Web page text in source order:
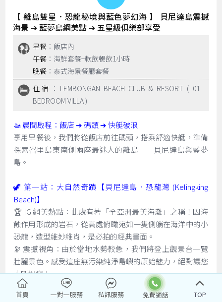
【 離島雙星．恐龍秘境與藍色夢幻海 】 貝尼達島震撼
海景 ➔ 藍夢島網美點 ➔ 五星級俱樂部享受
早餐 ：飯店內
午餐 ：海鮮套餐+軟飲暢飲1小時
晚餐 ：泰式海景餐廳套餐
住宿 ：LEMBONGAN BEACH CLUB & RESORT ( 01
BEDROOM VILLA )
🚤 晨間啟程：飯店 ➔ 碼頭 ➔ 快艇破浪
享用早餐後，我們將從飯店前往碼頭，搭乘舒適快艇，準備
探索峇里島東南側兩座最迷人的離島——貝尼達島與藍夢
島。
🦖 第一站：大自然奇蹟【貝尼達島．恐龍灣 (Kelingking
Beach)】
🏆 IG 網美熱點：此處有著「全亞洲最美海灘」之稱！因海
蝕作用形成的岩石，從高處俯瞰宛如一隻側躺在海洋中的小
恐龍，造型維妙維肖，是必拍的經典畫面。
🔭 震撼視角：由於當地水勢較急，我們將登上觀景台一覽
壯麗景色。感受這座無污染純淨島嶼的原始魅力，絕對讓您
大呼過癮！
🌴 第二站：下午前往【藍夢島 Lembongan Island】
首頁 一對一服務 私訊服務 TOP